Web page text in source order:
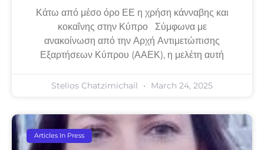
Κάτω από μέσο όρο ΕΕ η χρήση κάνναβης και
κοκαΐνης στην Κύπρο Σύμφωνα με
ανακοίνωση από την Αρχή Αντιμετώπισης
Εξαρτήσεων Κύπρου (ΑΑΕΚ), η μελέτη αυτή
Stelios Chatzimichail March 24, 2025
Articles In Press